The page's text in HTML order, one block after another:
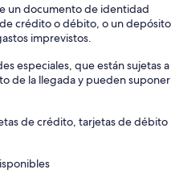
un documento de identidad
crédito o débito, o un depósito
imprevistos.
especiales, que están sujetas a
de la llegada y pueden suponer
de crédito, tarjetas de débito